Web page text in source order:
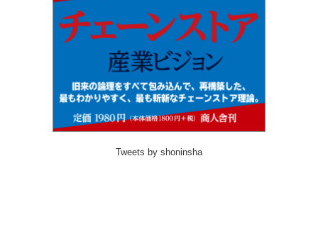
Tweets by shoninsha